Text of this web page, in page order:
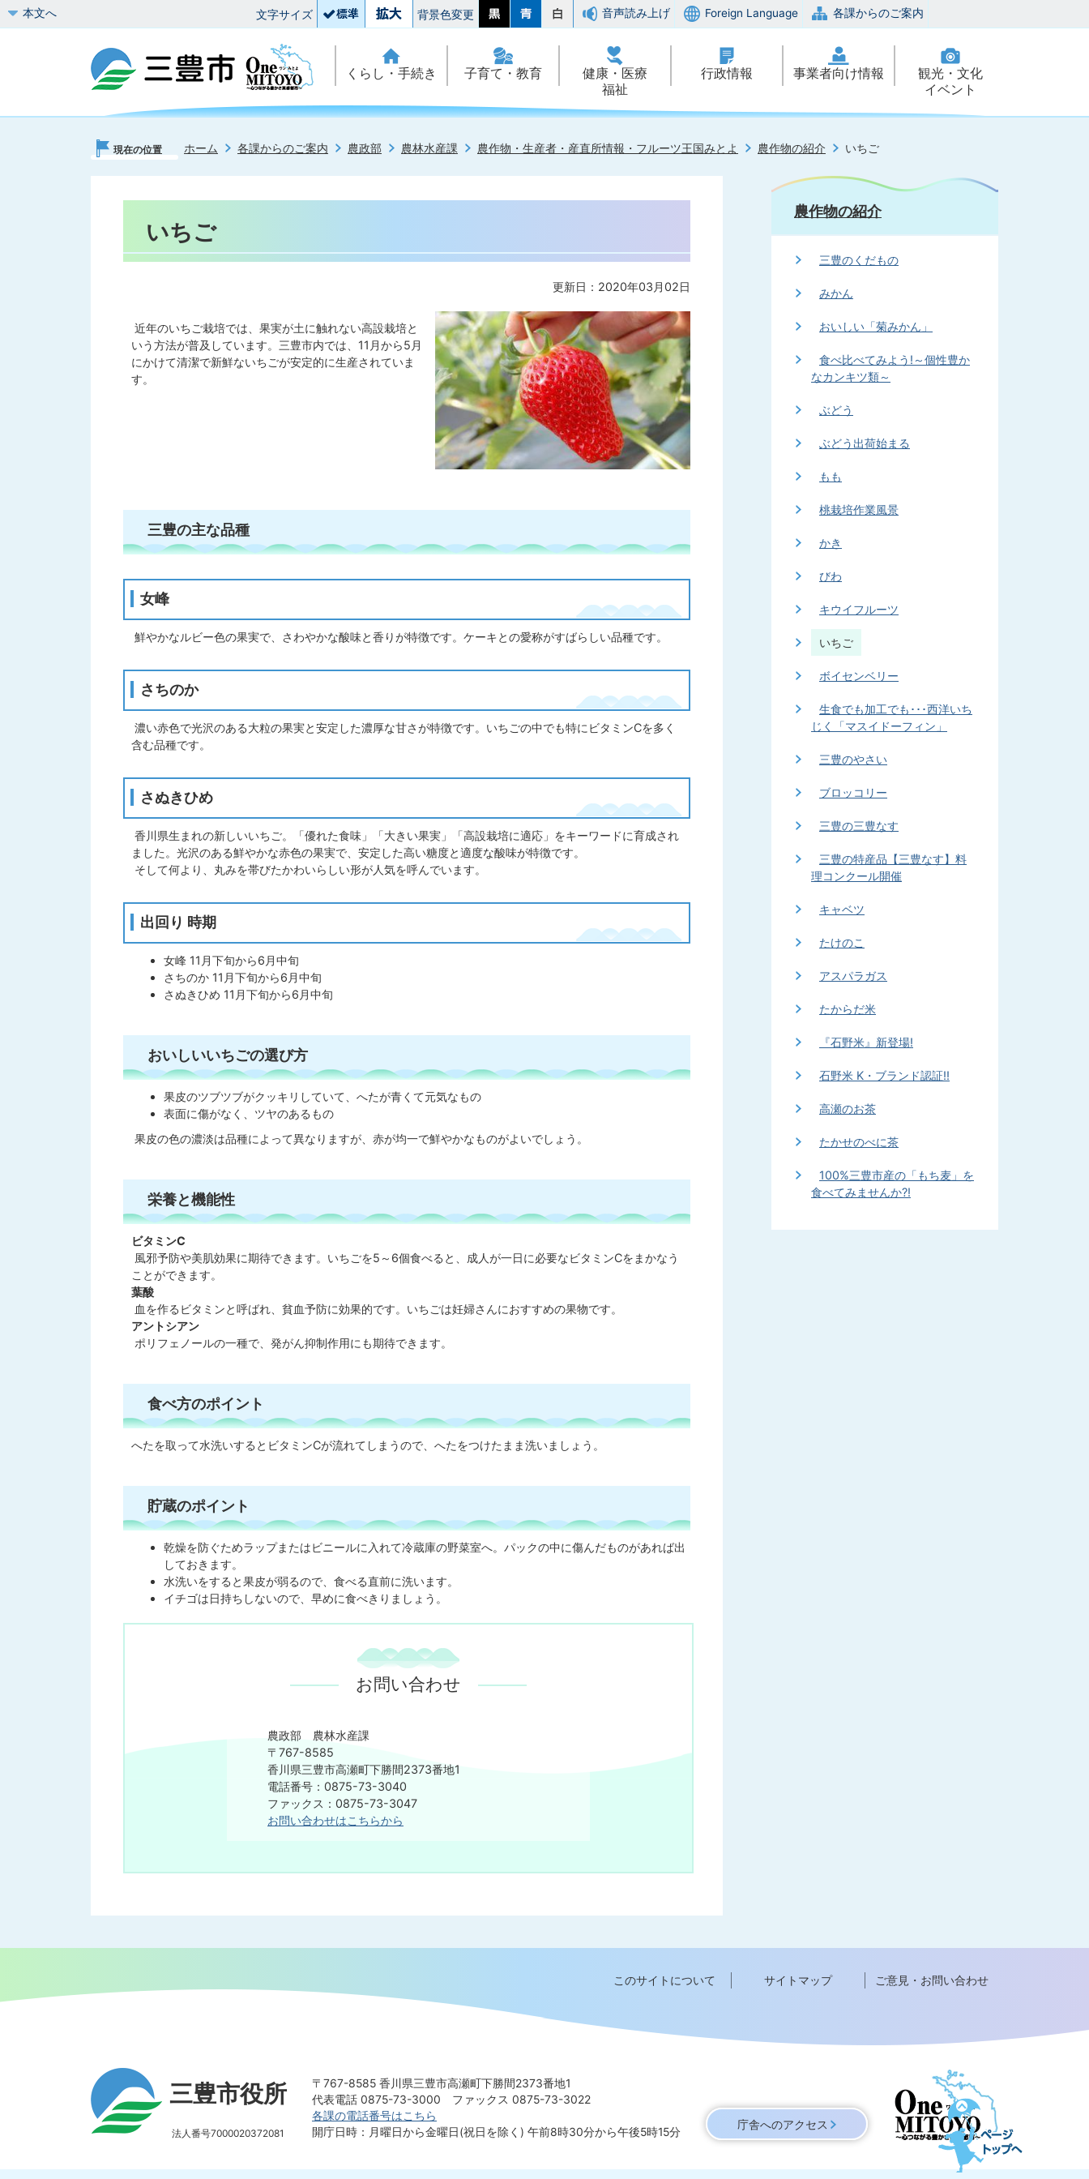
本文へ 文字サイズ 背景色変更 音声読み上げ Foreign Language 各課からのご案内
くらし・手続き 子育て・教育
健康・医療
福祉
行政情報 事業者向け情報
観光・文化
イベント
現在の位置 ホーム 各課からのご案内 農政部 農林水産課 農作物・生産者・産直所情報・フルーツ王国みとよ 農作物の紹介 いちご
いちご
更新日：2020年03月02日
近年のいちご栽培では、果実が土に触れない高設栽培と
いう方法が普及しています。三豊市内では、11月から5月
にかけて清潔で新鮮ないちごが安定的に生産されていま
す。
三豊の主な品種
女峰
鮮やかなルビー色の果実で、さわやかな酸味と香りが特徴です。ケーキとの愛称がすばらしい品種です。
さちのか
濃い赤色で光沢のある大粒の果実と安定した濃厚な甘さが特徴です。いちごの中でも特にビタミンCを多く
含む品種です。
さぬきひめ
香川県生まれの新しいいちご。「優れた食味」「大きい果実」「高設栽培に適応」をキーワードに育成され
ました。光沢のある鮮やかな赤色の果実で、安定した高い糖度と適度な酸味が特徴です。
そして何より、丸みを帯びたかわいらしい形が人気を呼んでいます。
出回り 時期
女峰 11月下旬から6月中旬
さちのか 11月下旬から6月中旬
さぬきひめ 11月下旬から6月中旬
おいしいいちごの選び方
果皮のツブツブがクッキリしていて、へたが青くて元気なもの
表面に傷がなく、ツヤのあるもの
果皮の色の濃淡は品種によって異なりますが、赤が均一で鮮やかなものがよいでしょう。
栄養と機能性
ビタミンC
風邪予防や美肌効果に期待できます。いちごを5～6個食べると、成人が一日に必要なビタミンCをまかなう
ことができます。
葉酸
血を作るビタミンと呼ばれ、貧血予防に効果的です。いちごは妊婦さんにおすすめの果物です。
アントシアン
ポリフェノールの一種で、発がん抑制作用にも期待できます。
食べ方のポイント
へたを取って水洗いするとビタミンCが流れてしまうので、へたをつけたまま洗いましょう。
貯蔵のポイント
乾燥を防ぐためラップまたはビニールに入れて冷蔵庫の野菜室へ。パックの中に傷んだものがあれば出
しておきます。
水洗いをすると果皮が弱るので、食べる直前に洗います。
イチゴは日持ちしないので、早めに食べきりましょう。
お問い合わせ
農政部 農林水産課
〒767-8585
香川県三豊市高瀬町下勝間2373番地1
電話番号：0875-73-3040
​​​​​​​ファックス：0875-73-3047
お問い合わせはこちらから
農作物の紹介
三豊のくだもの
みかん
おいしい「菊みかん」
食べ比べてみよう!～個性豊か
なカンキツ類～
ぶどう
ぶどう出荷始まる
もも
桃栽培作業風景
かき
びわ
キウイフルーツ
いちご
ボイセンベリー
生食でも加工でも･･･西洋いち
じく「マスイドーフィン」
三豊のやさい
ブロッコリー
三豊の三豊なす
三豊の特産品【三豊なす】料
理コンクール開催
キャベツ
たけのこ
アスパラガス
たからだ米
『石野米』新登場!
石野米 K・ブランド認証!!
高瀬のお茶
たかせのべに茶
100%三豊市産の「もち麦」を
食べてみませんか?!
ペ
ー
ジ
このサイトについて サイトマップ ご意見・お問い合わせ
三豊市役所
法人番号7000020372081
〒767-8585 香川県三豊市高瀬町下勝間2373番地1
代表電話 0875-73-3000 ファックス 0875-73-3022
各課の電話番号はこちら
開庁日時：月曜日から金曜日(祝日を除く) 午前8時30分から午後5時15分
庁舎へのアクセス